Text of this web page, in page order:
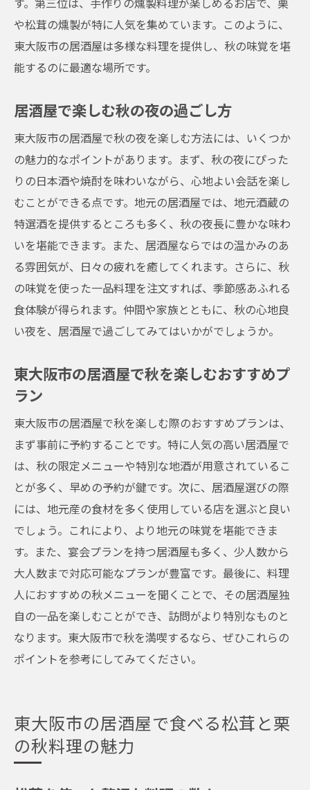
東大阪市の農産物を楽しむ方法
地産地消の居酒屋メニューを堪能
東大阪市居酒屋の秋メニューで心も体も温まる
心温まる秋の一品料理
身体を温めるおすすめドリンク
秋の夜を楽しむための居酒屋メニュー
東大阪市で人気の秋のあたたか料理
秋の食材を使ったスープ料理
東大阪市の居酒屋で秋の風情を感じる食事の楽
しみ
居酒屋で味わう秋の風物詩
季節感を楽しむための店内演出
秋の食材を使った美しい料理
秋の夜長を楽しむための居酒屋選び
や松茸の燻製が特に人気を集めています。このように、
東大阪市の居酒屋は多様な料理を提供し、秋の味覚を堪
能するのに最適な場所です。
居酒屋で楽しむ秋の夜の過ごし方
東大阪市の居酒屋で秋の夜を楽しむ方法には、いくつか
の魅力的なポイントがあります。まず、秋の夜にぴった
りの日本酒や焼酎を味わいながら、心地よい会話を楽し
むことができる点です。地元の居酒屋では、地元酒蔵の
特選酒を提供するところも多く、秋の夜長に豊かな味わ
いを堪能できます。また、居酒屋ならではの温かみのあ
る雰囲気が、日々の疲れを癒してくれます。さらに、秋
の味覚を使った一品料理を注文すれば、季節感あふれる
食体験が得られます。仲間や家族とともに、秋の心地良
い夜を、居酒屋で過ごしてみてはいかがでしょうか。
東大阪市の居酒屋で秋を楽しむおすすめプ
ラン
東大阪市の居酒屋で秋を楽しむ際のおすすめプランは、
まず事前に予約することです。特に人気の高い居酒屋で
は、秋の限定メニューや特別な地酒が用意されているこ
とが多く、早めの予約が鍵です。次に、居酒屋選びの際
には、地元産の食材を多く使用している店を選ぶと良い
でしょう。これにより、より地元の味覚を堪能できま
す。また、宴会プランを持つ居酒屋も多く、少人数から
大人数まで対応可能なプランが豊富です。最後に、料理
人におすすめの秋メニューを聞くことで、その居酒屋独
自の一品を楽しむことができ、訪問がより特別なものと
なります。東大阪市で秋を満喫するなら、ぜひこれらの
ポイントを参考にしてみてください。
東大阪市の居酒屋で食べる松茸と栗
の秋料理の魅力